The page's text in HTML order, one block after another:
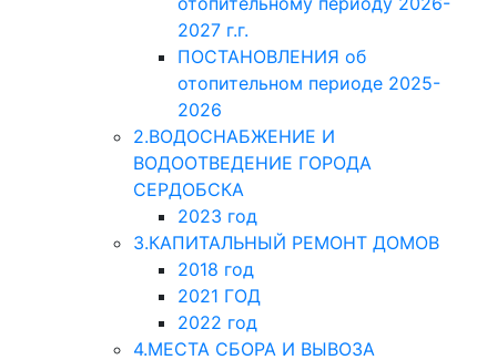
2027 г.г.
ПОСТАНОВЛЕНИЯ об
отопительном периоде 2025-
2026
2.ВОДОСНАБЖЕНИЕ И
ВОДООТВЕДЕНИЕ ГОРОДА
СЕРДОБСКА
2023 год
3.КАПИТАЛЬНЫЙ РЕМОНТ ДОМОВ
2018 год
2021 ГОД
2022 год
4.МЕСТА СБОРА И ВЫВОЗА